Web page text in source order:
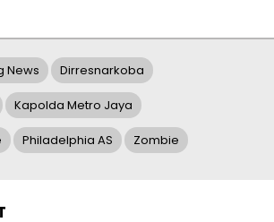
News Dirresnarkoba
Kapolda Metro Jaya
Philadelphia AS Zombie